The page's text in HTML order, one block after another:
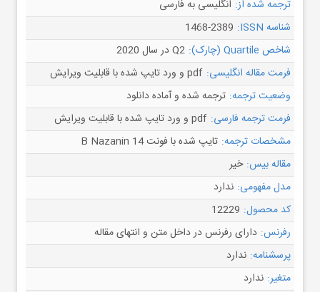
ترجمه شده از: انگلیسی به فارسی
شناسه ISSN:
1468-2389
شاخص Quartile (چارک):
Q2 در سال 2020
فرمت مقاله انگلیسی: pdf و ورد تایپ شده با قابلیت ویرایش
وضعیت ترجمه: ترجمه شده و آماده دانلود
فرمت ترجمه فارسی: pdf و ورد تایپ شده با قابلیت ویرایش
مشخصات ترجمه: تایپ شده با فونت B Nazanin 14
مقاله بیس: خیر
مدل مفهومی: ندارد
کد محصول: 12229
رفرنس: دارای رفرنس در داخل متن و انتهای مقاله
پرسشنامه: ندارد
متغیر: ندارد